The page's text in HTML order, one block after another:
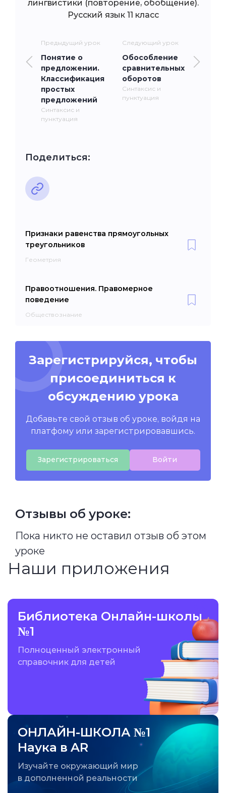
лингвистики (повторение, обобщение).
Русский язык 11 класс
Предыдущий урок
Понятие о
предложении.
Классификация
простых
предложений
Синтаксис и
пунктуация
Следующий урок
Обособление
сравнительных
оборотов
Синтаксис и
пунктуация
Поделиться:
Признаки равенства прямоугольных
треугольников
Геометрия
Правоотношения. Правомерное
поведение
Обществознание
Зарегистрируйся, чтобы
присоединиться к
обсуждению урока
Добавьте свой отзыв об уроке, войдя на
платфому или зарегистрировавшись.
Зарегистрироваться Войти
Отзывы об уроке:
Пока никто не оставил отзыв об этом
уроке
Наши приложения
Библиотека Онлайн-школы
№1
Полноценный электронный
справочник для детей
ОНЛАЙН-ШКОЛА №1
Наука в AR
Изучайте окружающий мир
в дополненной реальности